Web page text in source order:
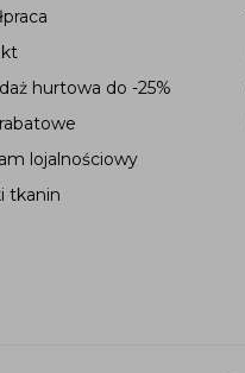
hurtowa do -25%
lojalnościowy
tkanin